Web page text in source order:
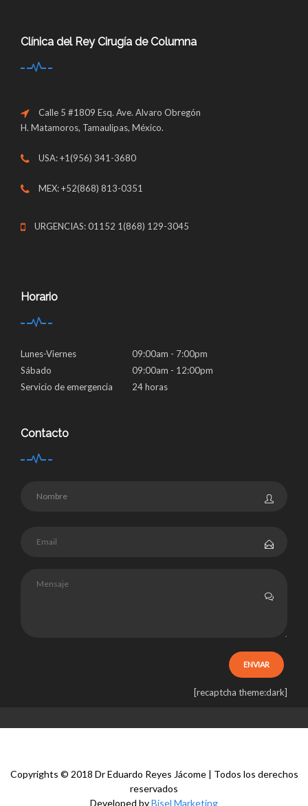
Clínica del Rey Cirugía de Columna
Calle 5 #1809 Esq. Ave. Alvaro Obregón
H. Matamoros, Tamaulipas, México.
USA: +1(956) 341-3680
MEX: +52(868) 813-0351
URGENCIAS: 01152 1(868) 129-3045
Horario
Lunes-Viernes
09:00am - 7:00pm
Sábado
09:00am - 12:00pm
Servicio de emergencia
24 horas
Contacto
[recaptcha theme:dark]
Copyrights © 2018 Dr Eduardo Reyes Jácome | Todos los derechos
reservados
Developed byBisel Marketing